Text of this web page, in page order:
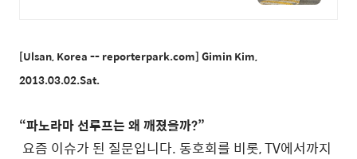
[Ulsan, Korea -- reporterpark.com] Gimin Kim,
2013.03.02.Sat.
“파노라마 선루프는 왜 깨졌을까?”
요즘 이슈가 된 질문입니다. 동호회를 비롯, TV에서까지